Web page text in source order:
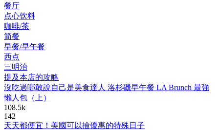
餐厅
点心饮料
咖啡/茶
简餐
早餐/早午餐
西点
三明治
提及本店的攻略
沒吃過哪敢說自己是美食達人 洛杉磯早午餐 LA Brunch 最強
懶人包（上）
108.5k
142
天天都便宜！美國可以撿優惠的特殊日子